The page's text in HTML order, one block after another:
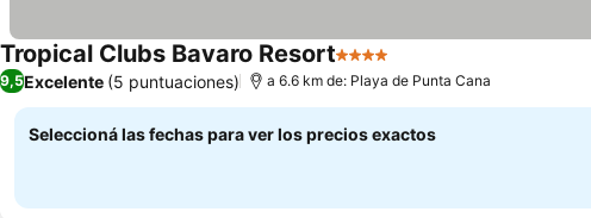
Tropical Clubs Bavaro Resort4 Estrellas
9,5Excelente (5 puntuaciones) a 6.6 km de: Playa de Punta Cana
Seleccioná las fechas para ver los precios exactos